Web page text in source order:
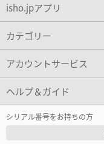
isho.jpアプリ
カテゴリー
アカウントサービス
ヘルプ＆ガイド
シリアル番号をお持ちの方